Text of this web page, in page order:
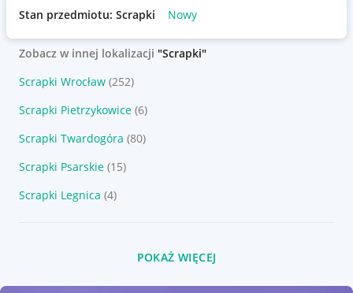
Stan przedmiotu: Scrapki Nowy
Zobacz w innej lokalizacji "Scrapki"
Scrapki Wrocław (252)
Scrapki Pietrzykowice (6)
Scrapki Twardogóra (80)
Scrapki Psarskie (15)
Scrapki Legnica (4)
POKAŻ WIĘCEJ